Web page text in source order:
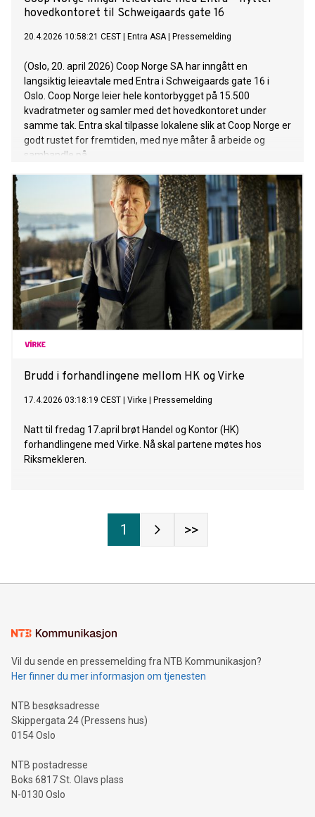
hovedkontoret til Schweigaards gate 16
20.4.2026 10:58:21 CEST Entra ASA| Pressemelding
(Oslo, 20. april 2026) Coop Norge SA har inngått en
langsiktig leieavtale med Entra i Schweigaards gate 16 i
Oslo. Coop Norge leier hele kontorbygget på 15.500
kvadratmeter og samler med det hovedkontoret under
samme tak. Entra skal tilpasse lokalene slik at Coop Norge er
godt rustet for fremtiden, med nye måter å arbeide og
samhandle på.
Brudd i forhandlingene mellom HK og Virke
17.4.2026 03:18:19 CEST Virke Pressemelding
Natt til fredag 17.april brøt Handel og Kontor (HK)
forhandlingene med Virke. Nå skal partene møtes hos
Riksmekleren.
1 >>
Vil du sende en pressemelding fra NTB Kommunikasjon?
Her finner du mer informasjon om tjenesten
NTB besøksadresse
Skippergata 24 (Pressens hus)
0154 Oslo
NTB postadresse
Boks 6817 St. Olavs plass
N-0130 Oslo